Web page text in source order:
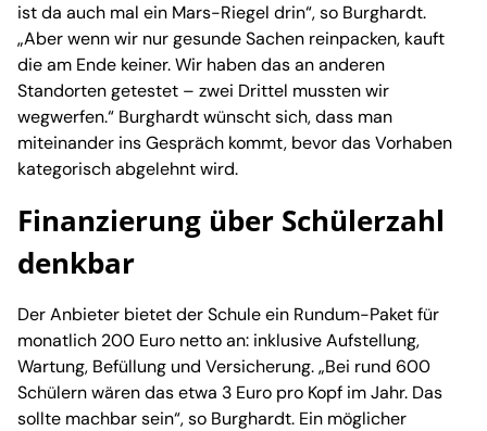
ist da auch mal ein Mars-Riegel drin“, so Burghardt.
„Aber wenn wir nur gesunde Sachen reinpacken, kauft
die am Ende keiner. Wir haben das an anderen
Standorten getestet – zwei Drittel mussten wir
wegwerfen.“ Burghardt wünscht sich, dass man
miteinander ins Gespräch kommt, bevor das Vorhaben
kategorisch abgelehnt wird.
Finanzierung über Schülerzahl
denkbar
Der Anbieter bietet der Schule ein Rundum-Paket für
monatlich 200 Euro netto an: inklusive Aufstellung,
Wartung, Befüllung und Versicherung. „Bei rund 600
Schülern wären das etwa 3 Euro pro Kopf im Jahr. Das
sollte machbar sein“, so Burghardt. Ein möglicher